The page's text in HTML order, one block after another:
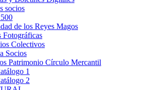
socios
de los Reyes Magos
Fotográficas
Colectivos
Socios
Patrimonio Círculo Mercantil
1
2